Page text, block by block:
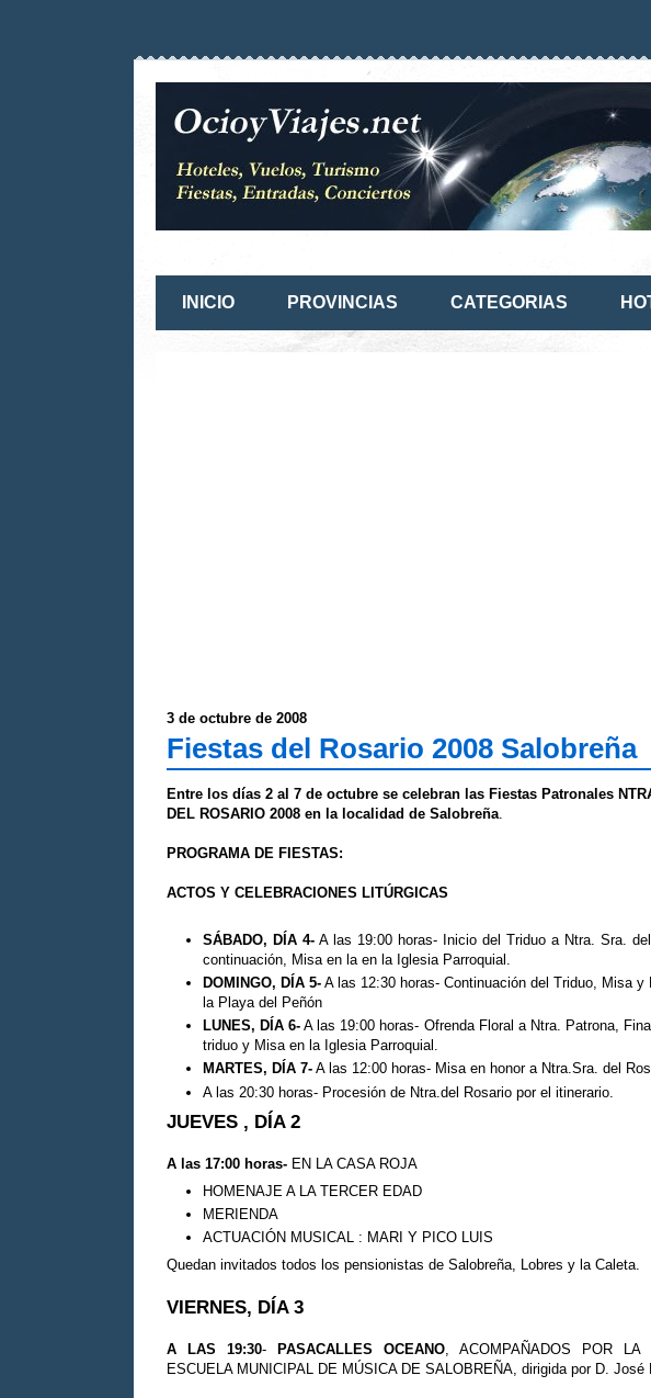
INICIO PROVINCIAS CATEGORIAS
3 de octubre de 2008
Fiestas del Rosario 2008 Salobreña
Entre los días 2 al 7 de octubre se celebran las Fiestas Patronales
DEL ROSARIO 2008 en la localidad de Salobreña.
PROGRAMA DE FIESTAS:
ACTOS Y CELEBRACIONES LITÚRGICAS
SÁBADO, DÍA 4-A las 19:00 horas- Inicio del Triduo a Ntra. Sra.
continuación, Misa en la en la Iglesia Parroquial.
DOMINGO, DÍA 5-A las 12:30 horas- Continuación del Triduo, Misa y
la Playa del Peñón
LUNES, DÍA 6-A las 19:00 horas- Ofrenda Floral a Ntra. Patrona,
triduo y Misa en la Iglesia Parroquial.
MARTES, DÍA 7-A las 12:00 horas- Misa en honor a Ntra.Sra. del
A las 20:30 horas- Procesión de Ntra.del Rosario por el itinerario.
JUEVES , DÍA 2
A las 17:00 horas- EN LA CASA ROJA
HOMENAJE A LA TERCER EDAD
MERIENDA
ACTUACIÓN MUSICAL : MARI Y PICO LUIS
Quedan invitados todos los pensionistas de Salobreña, Lobres y la Caleta.
VIERNES, DÍA 3
A LAS 19:30- PASACALLES OCEANO , ACOMPAÑADOS POR
ESCUELA MUNICIPAL DE MÚSICA DE SALOBREÑA, dirigida por D. José